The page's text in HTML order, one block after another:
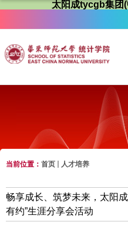
太阳成tycgb集
人才培养
当前位置： 首页 人才培养
畅享成长、筑梦未来，太阳
有约”生涯分享会活动